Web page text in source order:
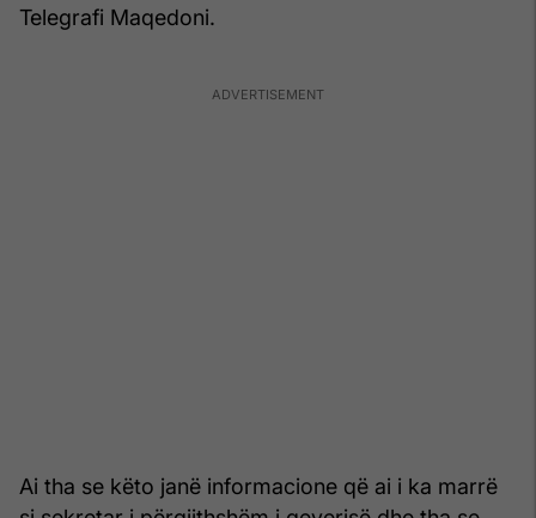
Telegrafi Maqedoni.
Ai tha se këto janë informacione që ai i ka marrë